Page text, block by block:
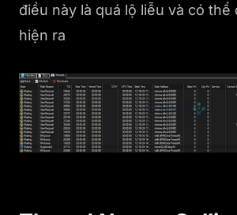
điều này là quá lộ liễu và có thể
hiện ra